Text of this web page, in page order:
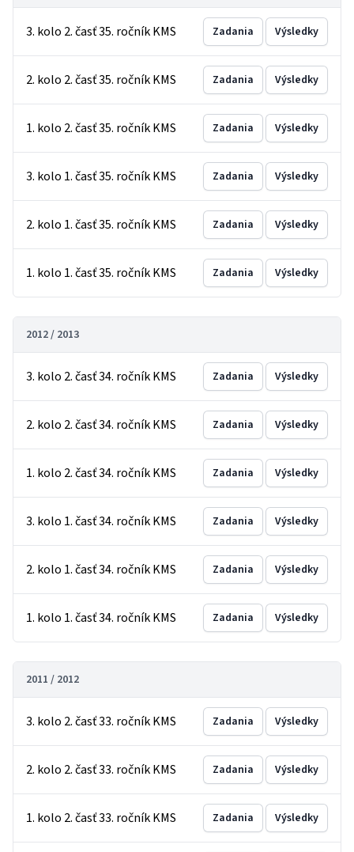
3. kolo 2. časť 35. ročník KMS Zadania Výsledky
2. kolo 2. časť 35. ročník KMS Zadania Výsledky
1. kolo 2. časť 35. ročník KMS Zadania Výsledky
3. kolo 1. časť 35. ročník KMS Zadania Výsledky
2. kolo 1. časť 35. ročník KMS Zadania Výsledky
1. kolo 1. časť 35. ročník KMS Zadania Výsledky
2012 / 2013
3. kolo 2. časť 34. ročník KMS Zadania Výsledky
2. kolo 2. časť 34. ročník KMS Zadania Výsledky
1. kolo 2. časť 34. ročník KMS Zadania Výsledky
3. kolo 1. časť 34. ročník KMS Zadania Výsledky
2. kolo 1. časť 34. ročník KMS Zadania Výsledky
1. kolo 1. časť 34. ročník KMS Zadania Výsledky
2011 / 2012
3. kolo 2. časť 33. ročník KMS Zadania Výsledky
2. kolo 2. časť 33. ročník KMS Zadania Výsledky
1. kolo 2. časť 33. ročník KMS Zadania Výsledky